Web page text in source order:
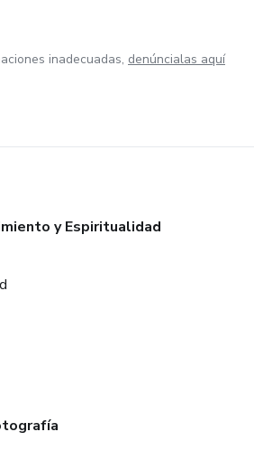
inadecuadas, denúncialas aquí
y Espiritualidad